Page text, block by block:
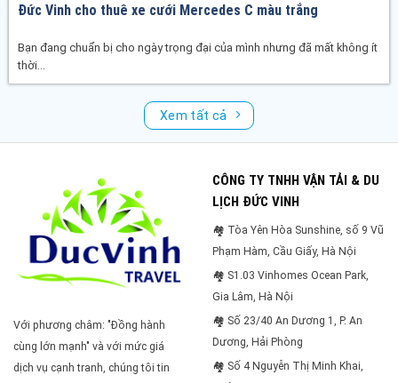
Đức Vinh cho thuê xe cưới Mercedes C màu trắng
Bạn đang chuẩn bị cho ngày trọng đại của mình nhưng đã mất không ít
thời...
Xem tất cả
Với phương châm: "Đồng hành
cùng lớn mạnh" và với mức giá
dịch vụ cạnh tranh, chúng tôi tin
CÔNG TY TNHH VẬN TẢI & DU
LỊCH ĐỨC VINH
🏘 Tòa Yên Hòa Sunshine, số 9 Vũ
Phạm Hàm, Cầu Giấy, Hà Nội
🏘 S1.03 Vinhomes Ocean Park,
Gia Lâm, Hà Nội
🏘 Số 23/40 An Dương 1, P. An
Dương, Hải Phòng
🏘 Số 4 Nguyễn Thị Minh Khai,